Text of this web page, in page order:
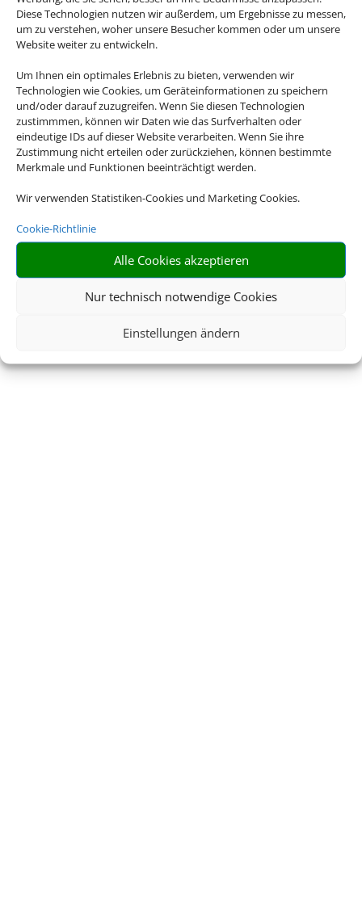
Diese Technologien nutzen wir außerdem, um Ergebnisse zu messen,
um zu verstehen, woher unsere Besucher kommen oder um unsere
Website weiter zu entwickeln.
Um Ihnen ein optimales Erlebnis zu bieten, verwenden wir
Technologien wie Cookies, um Geräteinformationen zu speichern
und/oder darauf zuzugreifen. Wenn Sie diesen Technologien
zustimmmen, können wir Daten wie das Surfverhalten oder
eindeutige IDs auf dieser Website verarbeiten. Wenn Sie ihre
Zustimmung nicht erteilen oder zurückziehen, können bestimmte
Merkmale und Funktionen beeinträchtigt werden.
Wir verwenden Statistiken-Cookies und Marketing Cookies.
Cookie-Richtlinie
Alle Cookies akzeptieren
Nur technisch notwendige Cookies
Einstellungen ändern